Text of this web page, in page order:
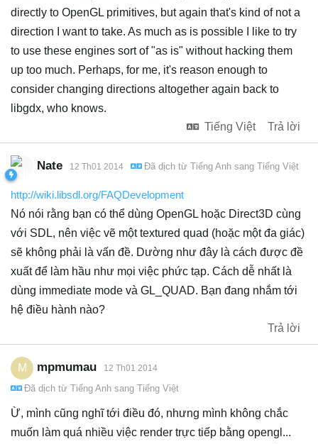
directly to OpenGL primitives, but again that's kind of not a
direction I want to take. As much as is possible I like to try
to use these engines sort of "as is" without hacking them
up too much. Perhaps, for me, it's reason enough to
consider changing directions altogether again back to
libgdx, who knows.
Tiếng Việt
Trả lời
Nate 12 Th01 2014 Đã dịch từ Tiếng Anh sang Tiếng Việt
http://wiki.libsdl.org/FAQDevelopment
Nó nói rằng bạn có thể dùng OpenGL hoặc Direct3D cùng
với SDL, nên việc vẽ một textured quad (hoặc một đa giác)
sẽ không phải là vấn đề. Dường như đây là cách được đề
xuất để làm hầu như mọi việc phức tạp. Cách dễ nhất là
dùng immediate mode và GL_QUAD. Bạn đang nhắm tới
hệ điều hành nào?
Trả lời
M mpmumau 12 Th01 2014
Đã dịch từ Tiếng Anh sang Tiếng Việt
Ừ, mình cũng nghĩ tới điều đó, nhưng mình không chắc
muốn làm quá nhiều việc render trực tiếp bằng opengl...